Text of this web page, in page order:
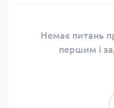
Немає питань
першим і